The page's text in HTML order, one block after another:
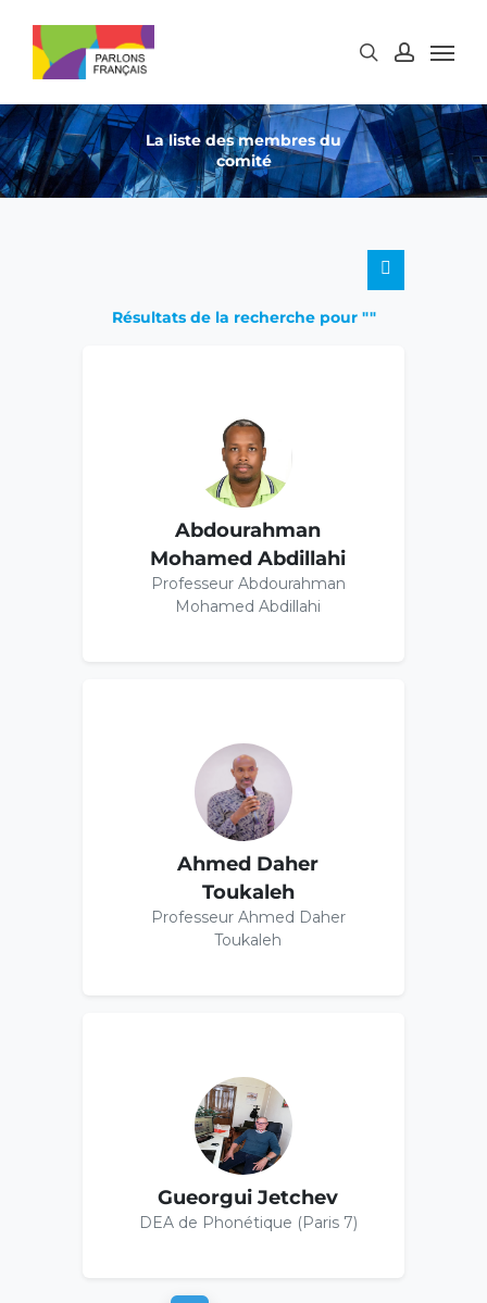
La liste des membres du
comité
Résultats de la recherche pour ""
Abdourahman
Mohamed Abdillahi
Professeur Abdourahman
Mohamed Abdillahi
Ahmed Daher
Toukaleh
Professeur Ahmed Daher
Toukaleh
Gueorgui Jetchev
DEA de Phonétique (Paris 7)